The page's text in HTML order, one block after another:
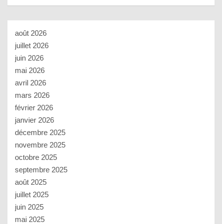
août 2026
juillet 2026
juin 2026
mai 2026
avril 2026
mars 2026
février 2026
janvier 2026
décembre 2025
novembre 2025
octobre 2025
septembre 2025
août 2025
juillet 2025
juin 2025
mai 2025